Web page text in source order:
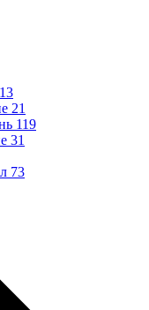
13
21
119
31
73